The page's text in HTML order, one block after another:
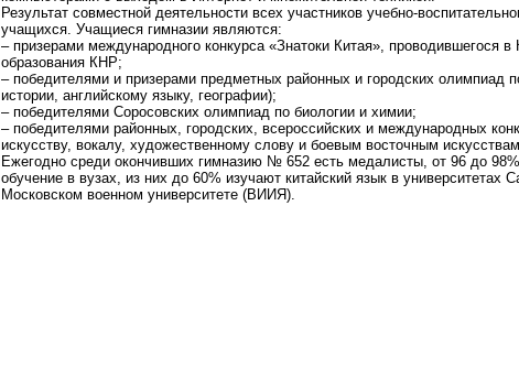
Результат совместной деятельности всех участников учебно-
учащихся. Учащиеся гимназии являются:
– призерами международного конкурса «Знатоки Китая», проводившегося
образования КНР;
– победителями и призерами предметных районных и городских олимпиад
истории, английскому языку, географии);
– победителями Соросовских олимпиад по биологии и химии;
– победителями районных, городских, всероссийских и международных
искусству, вокалу, художественному слову и боевым восточным
Ежегодно среди окончивших гимназию № 652 есть медалисты, от 96 до
обучение в вузах, из них до 60% изучают китайский язык в университетах
Московском военном университете (ВИИЯ).